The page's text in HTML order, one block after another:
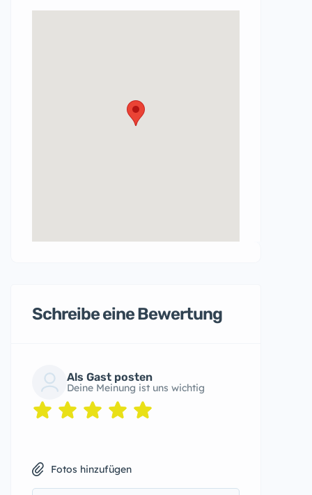
Schreibe eine Bewertung
Als Gast posten
Deine Meinung ist uns wichtig
Fotos hinzufügen